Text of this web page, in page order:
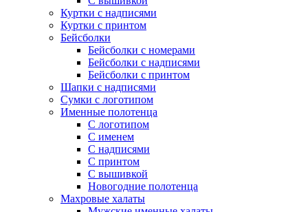
Куртки с надписями
Куртки с принтом
Бейсболки
Бейсболки с номерами
Бейсболки с надписями
Бейсболки с принтом
Шапки с надписями
Сумки с логотипом
Именные полотенца
С логотипом
С именем
С надписями
С принтом
С вышивкой
Новогодние полотенца
Махровые халаты